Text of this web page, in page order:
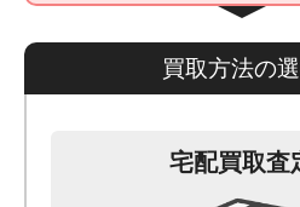
買取方法の
宅配買取査